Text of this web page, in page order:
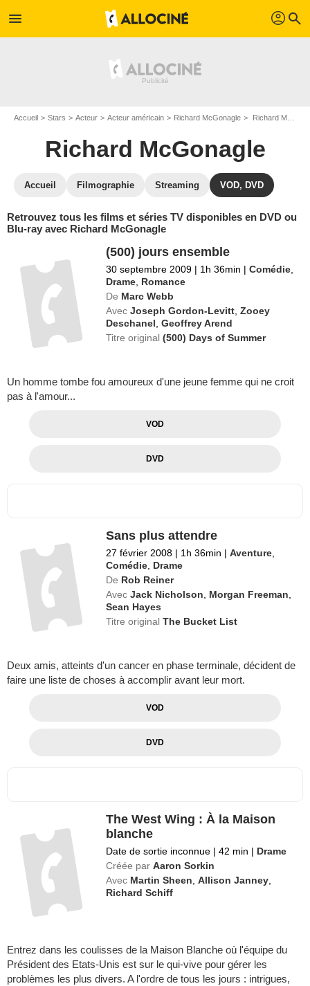
menu profil search
Accueil Stars Acteur Acteur américain Richard McGonagle Richard McGonagle : ses Blu-Ray, DVD, VOD, SVOD
Richard McGonagle
Accueil Filmographie Streaming VOD, DVD
Retrouvez tous les films et séries TV disponibles en DVD ou
Blu-ray avec Richard McGonagle
(500) jours ensemble
30 septembre 2009 | 1h 36min | Comédie
Drame Romance
De Marc Webb
Avec Joseph Gordon-Levitt ,Zooey
Deschanel ,Geoffrey Arend
Titre original(500) Days of Summer
Un homme tombe fou amoureux d'une jeune femme qui ne croit
pas à l'amour...
VOD
DVD
Sans plus attendre
27 février 2008 | 1h 36min | Aventure
Comédie Drame
De Rob Reiner
Avec Jack Nicholson Morgan Freeman
Sean Hayes
Titre originalThe Bucket List
Deux amis, atteints d'un cancer en phase terminale, décident de
faire une liste de choses à accomplir avant leur mort.
VOD
DVD
The West Wing : À la Maison
blanche
Date de sortie inconnue | 42 min | Drame
Créée par Aaron Sorkin
Avec Martin Sheen,Allison Janney,
Richard Schiff
Entrez dans les coulisses de la Maison Blanche où l'équipe du
Président des Etats-Unis est sur le qui-vive pour gérer les
problèmes les plus divers. A l'ordre de tous les jours : intrigues,